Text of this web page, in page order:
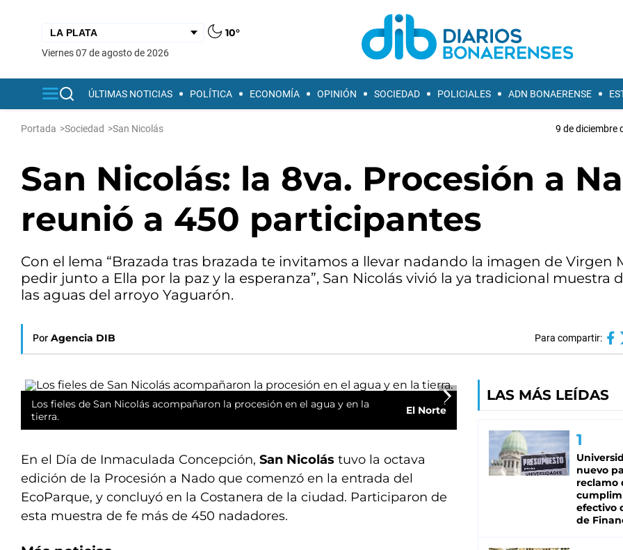
10°
viernes 07 de agosto de 2026
ÚLTIMAS NOTICIAS POLÍTICA ECONOMÍA OPINIÓN SOCIEDAD POLICIALES ADN BONAERENSE
Portada >Sociedad >San Nicolás 9 de diciembre
San Nicolás: la 8va. Procesión a
reunió a 450 participantes
Con el lema “Brazada tras brazada te invitamos a llevar nadando la imagen de Virgen
pedir junto a Ella por la paz y la esperanza”, San Nicolás vivió la ya tradicional muestra
las aguas del arroyo Yaguarón.
Por Agencia DIB Para compartir:
Los fieles de San Nicolás acompañaron la procesión en el agua y en la
tierra.
El Norte
En el Día de Inmaculada Concepción, San Nicolás tuvo la octava
edición de la Procesión a Nado que comenzó en la entrada del
EcoParque, y concluyó en la Costanera de la ciudad. Participaron de
esta muestra de fe más de 450 nadadores.
LAS MÁS LEÍDAS
nuevo
reclamo
efectivo
de